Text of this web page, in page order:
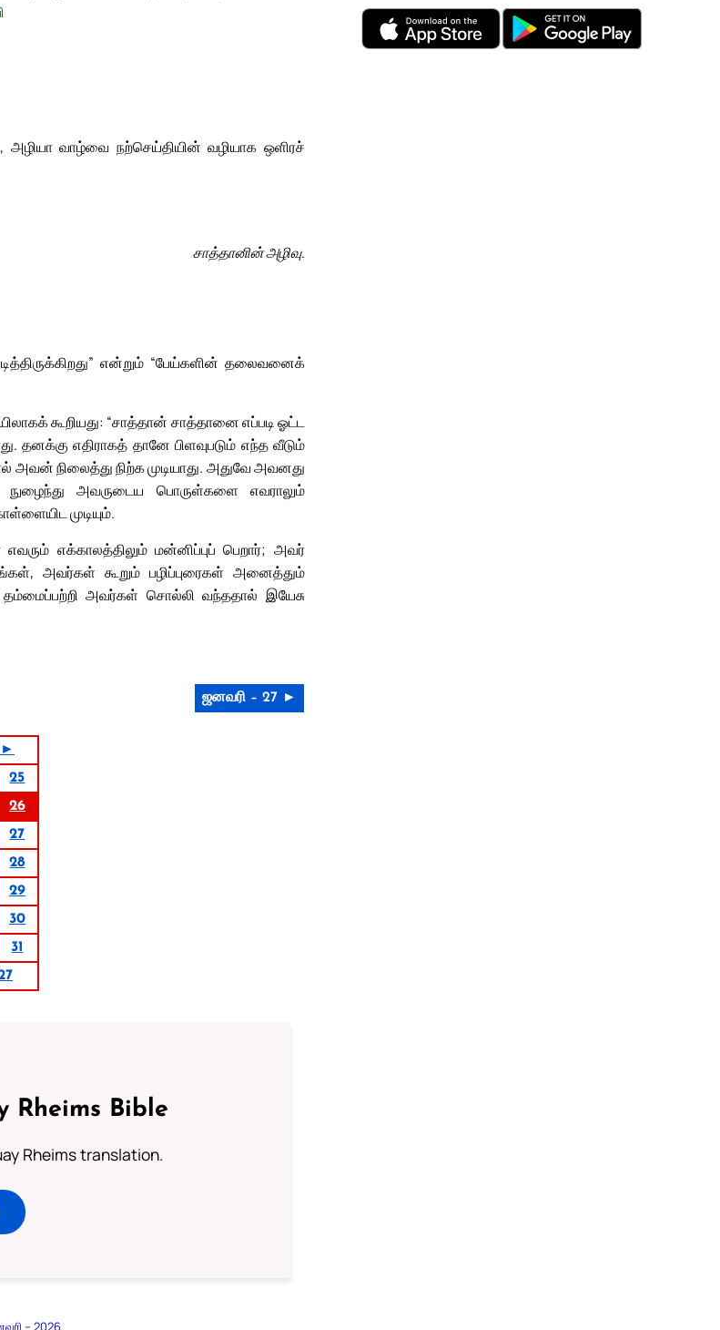
அழியா வாழ்வை நற்செய்தியின் வழியாக ஒளிரச்
சாத்தானின் அழிவு.
என்றும் “பேய்களின் தலைவனைக்
கூறியது: “சாத்தான் சாத்தானை எப்படி ஓட்ட
தனக்கு எதிராகத் தானே பிளவுபடும் எந்த வீடும்
அவன் நிலைத்து நிற்க முடியாது. அதுவே அவனது
நுழைந்து அவருடைய பொருள்களை எவராலும்
முடியும்.
எக்காலத்திலும் மன்னிப்புப் பெறார்; அவர்
அவர்கள் கூறும் பழிப்புரைகள் அனைத்தும்
தம்மைப்பற்றி அவர்கள் சொல்லி வந்ததால் இயேசு
ஜனவரி – 27 ►
►
25
26
27
28
29
30
31
Rheims Bible
Rheims translation.